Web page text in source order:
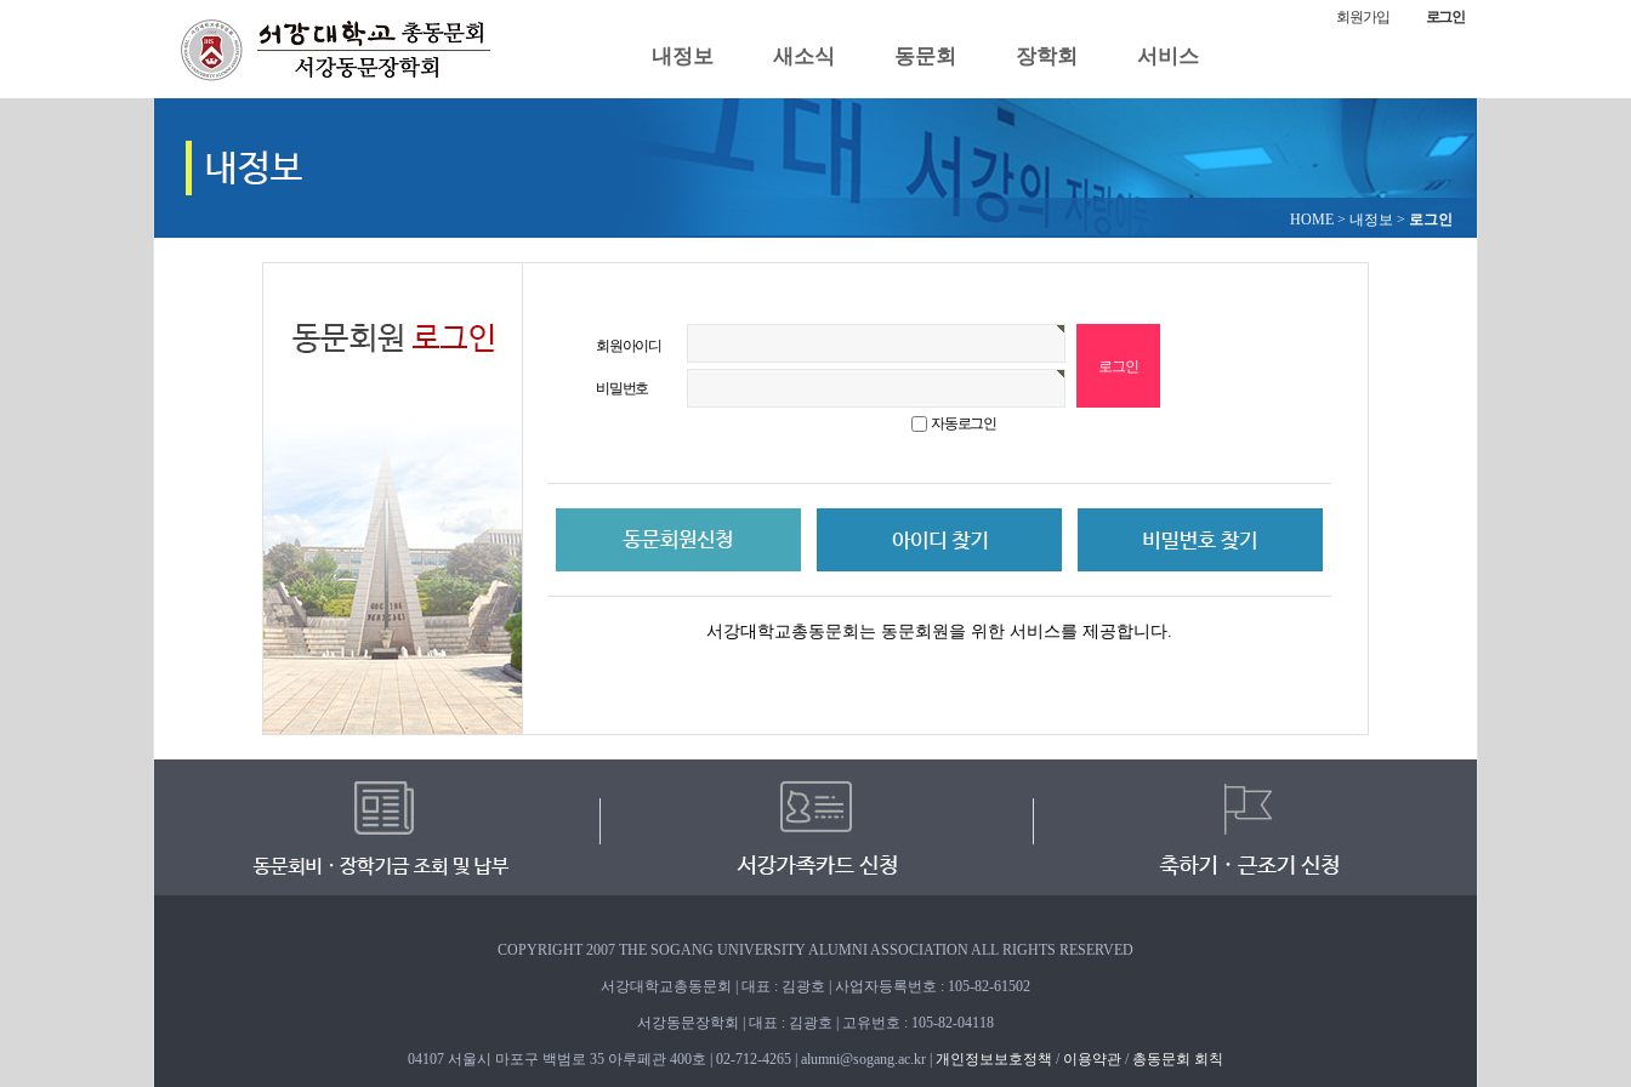
내정보 새소식 동문회 장학회 서비스
회원가입 로그인
HOME > 내정보 > 로그인
회원아이디
비밀번호
자동로그인
서강대학교총동문회는 동문회원을 위한 서비스를 제공합니다.
COPYRIGHT 2007 THE SOGANG UNIVERSITY ALUMNI ASSOCIATION ALL RIGHTS RESERVED
서강대학교총동문회 | 대표 : 김광호 | 사업자등록번호 : 105-82-61502
서강동문장학회 | 대표 : 김광호 | 고유번호 : 105-82-04118
04107 서울시 마포구 백범로 35 아루페관 400호 | 02-712-4265 | alumni@sogang.ac.kr | 개인정보보호정책 / 이용약관 / 총동문회 회칙